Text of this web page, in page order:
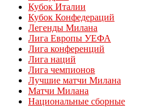
Кубок Италии
Кубок Конфедераций
Легенды Милана
Лига Европы УЕФА
Лига конференций
Лига наций
Лига чемпионов
Лучшие матчи Милана
Матчи Милана
Национальные сборные